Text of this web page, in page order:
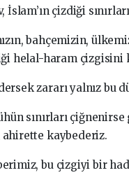
İslam’ın çizdiği
bahçemizin,
helal-haram çizgisini
zararı yalnız bu
sınırları
kaybederiz.
bu çizgiyi bir